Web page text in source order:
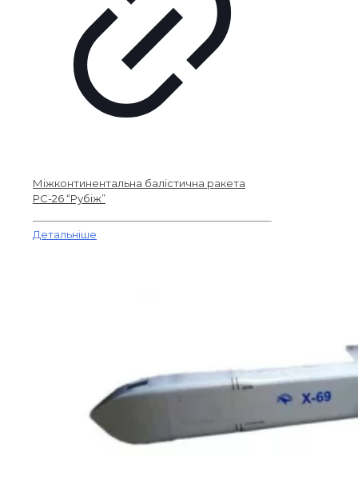
Міжконтинентальна балістична ракета
РС-26 “Рубіж”
Детальніше